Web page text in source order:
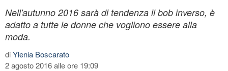
Nell'autunno 2016 sarà di tendenza il bob inverso, è
adatto a tutte le donne che vogliono essere alla
moda.
diYlenia Boscarato
2 agosto 2016 alle ore 19:09